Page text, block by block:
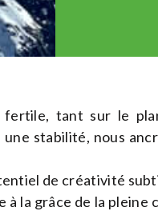
tant sur le
stabilité, nous
de créativité
la grâce de la pleine